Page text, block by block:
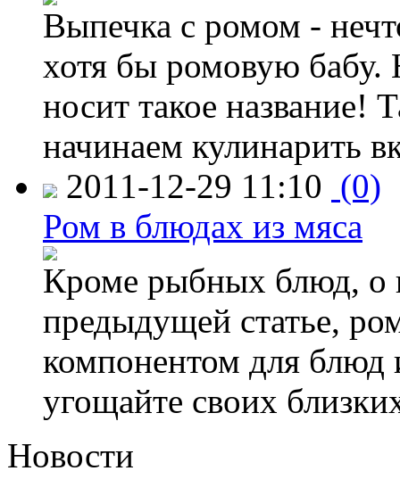
Выпечка с ромом -
хотя бы ромовую бабу.
носит такое название!
начинаем кулинарить
2011-12-29 11:10 (0)
Ром в блюдах из мяса
Кроме рыбных блюд, о
предыдущей статье,
компонентом для блюд
угощайте своих
Новости